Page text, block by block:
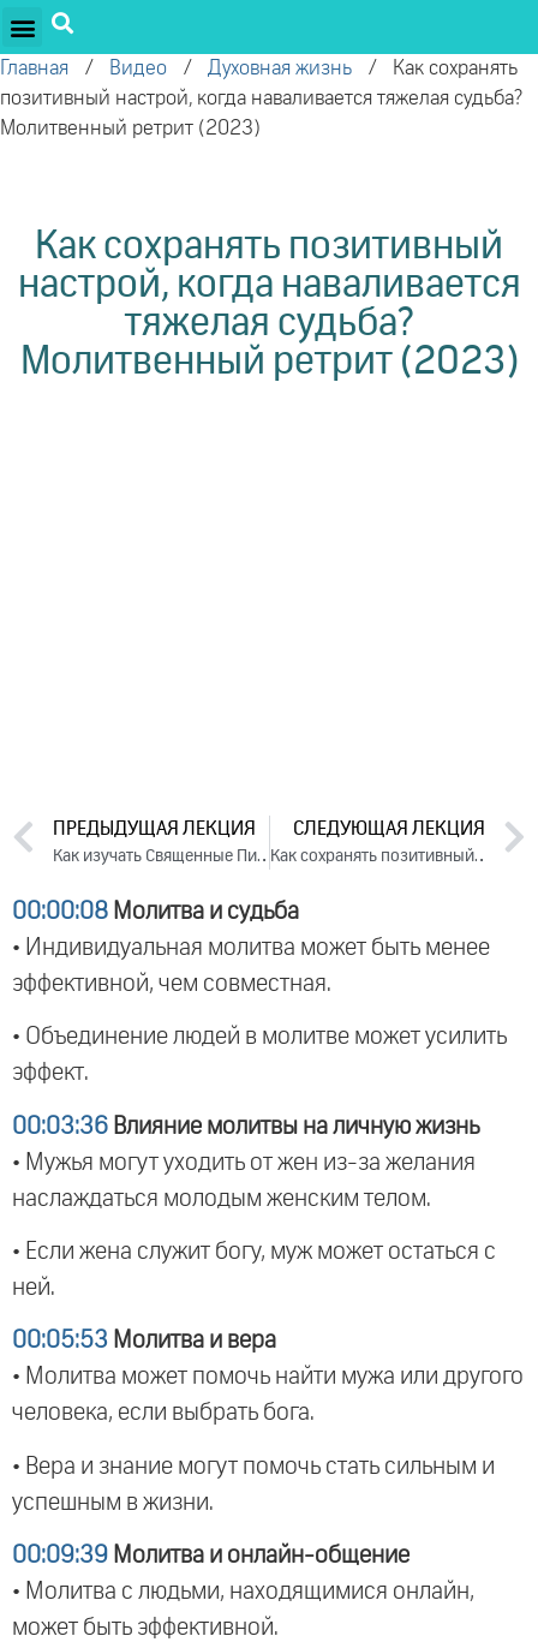
Главная / Видео / Духовная жизнь /
Как сохранять
позитивный настрой, когда наваливается тяжелая судьба?
Молитвенный ретрит (2023)
Как сохранять позитивный
настрой, когда наваливается
тяжелая судьба?
Молитвенный ретрит (2023)
ПРЕДЫДУЩАЯ ЛЕКЦИЯ
Как изучать Священные Писания? Ответы на вопросы, 2023
СЛЕДУЮЩАЯ ЛЕКЦИЯ
Как сохранять позитивный настрой, когда наваливается тяжелая судьба (2023)
00:00:08 Молитва и судьба
• Индивидуальная молитва может быть менее
эффективной, чем совместная.
• Объединение людей в молитве может усилить
эффект.
00:03:36 Влияние молитвы на личную жизнь
• Мужья могут уходить от жен из-за желания
наслаждаться молодым женским телом.
• Если жена служит богу, муж может остаться с
ней.
00:05:53 Молитва и вера
• Молитва может помочь найти мужа или другого
человека, если выбрать бога.
• Вера и знание могут помочь стать сильным и
успешным в жизни.
00:09:39 Молитва и онлайн-общение
• Молитва с людьми, находящимися онлайн,
может быть эффективной.